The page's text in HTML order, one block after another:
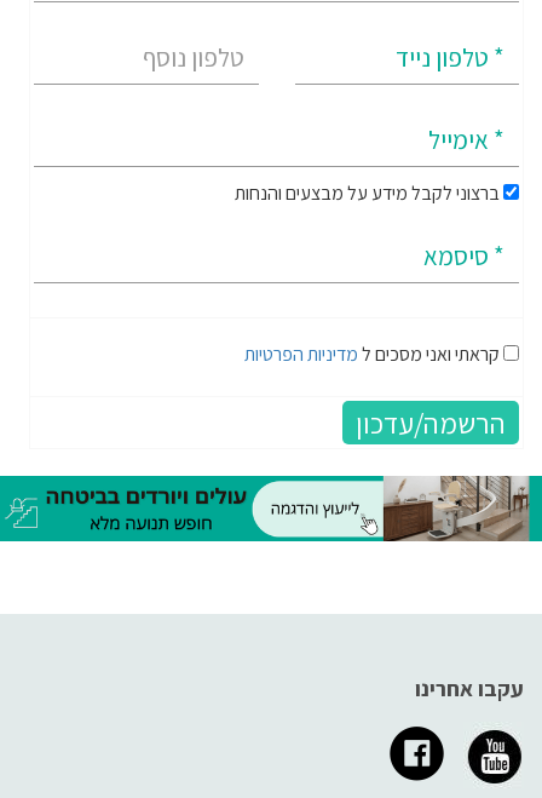
ברצוני לקבל מידע על מבצעים והנחות
קראתי ואני מסכים למדיניות הפרטיות
עקבו אחרינו